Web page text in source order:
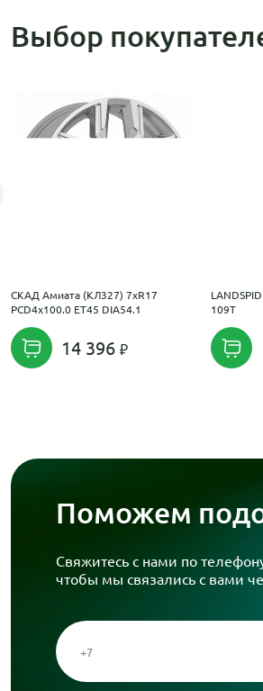
Выбор
СКАД Амиата (КЛ327) 7xR17
PCD4x100.0 ET45 DIA54.1
14 396
109T
Поможем
Свяжитесь с нами по
чтобы мы связались с вами